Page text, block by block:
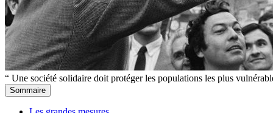
“ Une société solidaire doit protéger les populations les plus
Sommaire